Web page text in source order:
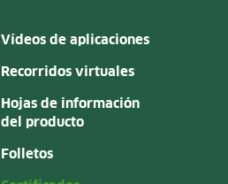
Vídeos de aplicaciones
Recorridos virtuales
Hojas de información
del producto
Folletos